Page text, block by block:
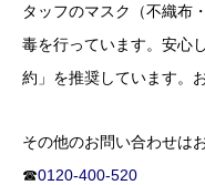
タッフのマスク（不織布
毒を行っています。安心
約」を推奨しています。
その他のお問い合わせは
☎0120-400-520